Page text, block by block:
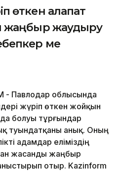
өткен алапат
жаңбыр жаудыру
ме
- Павлодар облысында
жүріп өткен жойқын
болуы тұрғындар
туындатқаны анық. Оның
адамдар еліміздің
жасанды жаңбыр
отыр. Kazinform